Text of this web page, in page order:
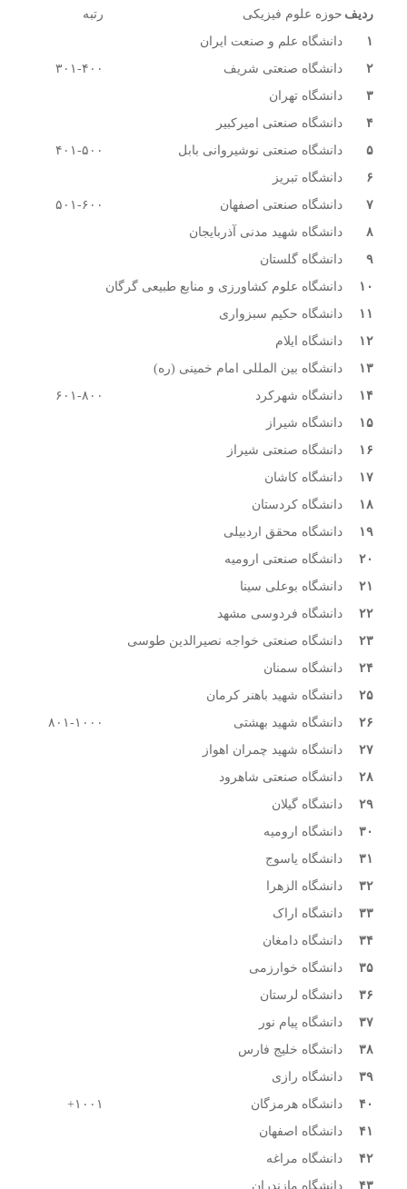
ردیف حوزه علوم فیزیکی
رتبه
۱
دانشگاه علم و صنعت ایران
۳۰۱-۴۰۰
۲
دانشگاه صنعتی شریف
۳
دانشگاه تهران
۴
دانشگاه صنعتی امیرکبیر
۴۰۱-۵۰۰
۵
دانشگاه صنعتی نوشیروانی بابل
۶
دانشگاه تبریز
۷
دانشگاه صنعتی اصفهان
۵۰۱-۶۰۰
۸
دانشگاه شهید مدنی آذربایجان
۶۰۱-۸۰۰
۹
دانشگاه گلستان
۱۰
دانشگاه علوم کشاورزی و منابع طبیعی گرگان
۱۱
دانشگاه حکیم سبزواری
۱۲
دانشگاه ایلام
۱۳
دانشگاه بین المللی امام خمینی (ره)
۱۴
دانشگاه شهرکرد
۱۵
دانشگاه شیراز
۱۶
دانشگاه صنعتی شیراز
۱۷
دانشگاه کاشان
۱۸
دانشگاه کردستان
۱۹
دانشگاه محقق اردبیلی
۲۰
دانشگاه صنعتی ارومیه
۲۱
دانشگاه بوعلی سینا
۸۰۱-۱۰۰۰
۲۲
دانشگاه فردوسی مشهد
۲۳
دانشگاه صنعتی خواجه نصیرالدین طوسی
۲۴
دانشگاه سمنان
۲۵
دانشگاه شهید باهنر کرمان
۲۶
دانشگاه شهید بهشتی
۲۷
دانشگاه شهید چمران اهواز
۲۸
دانشگاه صنعتی شاهرود
۲۹
دانشگاه گیلان
۳۰
دانشگاه ارومیه
۳۱
دانشگاه یاسوج
۳۲
دانشگاه الزهرا
۱۰۰۱+
۳۳
دانشگاه اراک
۳۴
دانشگاه دامغان
۳۵
دانشگاه خوارزمی
۳۶
دانشگاه لرستان
۳۷
دانشگاه پیام نور
۳۸
دانشگاه خلیج فارس
۳۹
دانشگاه رازی
۴۰
دانشگاه هرمزگان
۴۱
دانشگاه اصفهان
۴۲
دانشگاه مراغه
۴۳
دانشگاه مازندران